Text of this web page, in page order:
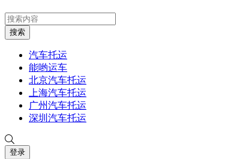
搜索
汽车托运
能哟运车
北京汽车托运
上海汽车托运
广州汽车托运
深圳汽车托运
登录